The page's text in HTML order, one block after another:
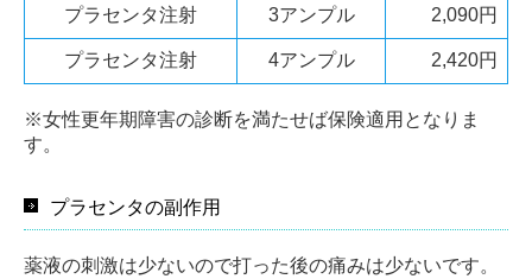
プラセンタ注射 3アンプル 2,090円
プラセンタ注射 4アンプル 2,420円
※女性更年期障害の診断を満たせば保険適用となりま
す。
プラセンタの副作用
薬液の刺激は少ないので打った後の痛みは少ないです。